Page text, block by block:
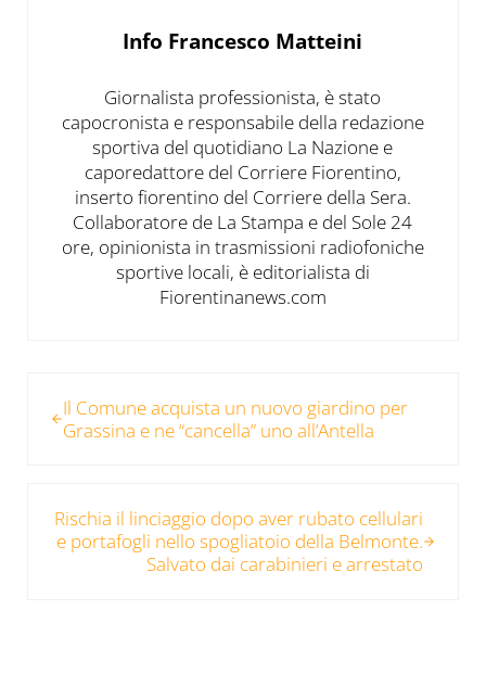
Info Francesco Matteini
Giornalista professionista, è stato
capocronista e responsabile della redazione
sportiva del quotidiano La Nazione e
caporedattore del Corriere Fiorentino,
inserto fiorentino del Corriere della Sera.
Collaboratore de La Stampa e del Sole 24
ore, opinionista in trasmissioni radiofoniche
sportive locali, è editorialista di
Fiorentinanews.com
Il Comune acquista un nuovo giardino per
Grassina e ne “cancella” uno all’Antella
Rischia il linciaggio dopo aver rubato cellulari
e portafogli nello spogliatoio della Belmonte.
Salvato dai carabinieri e arrestato